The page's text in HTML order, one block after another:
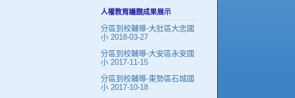
人權教育議題成果展示
分區到校輔導-大肚區大忠國
小 2018-03-27
分區到校輔導-大安區永安國
小 2017-11-15
分區到校輔導-東勢區石城國
小 2017-10-18